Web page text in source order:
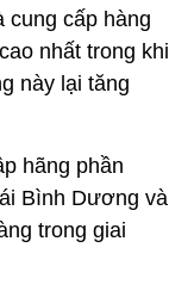
cung cấp hàng
nhất trong khi
này lại tăng
hãng phần
Bình Dương và
trong giai